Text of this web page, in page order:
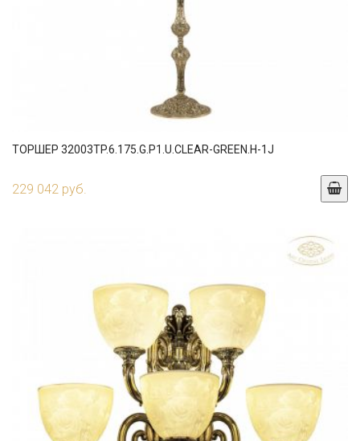
ТОРШЕР 32003TP.6.175.G.P1.U.CLEAR-GREEN.H-1J
229 042 руб.